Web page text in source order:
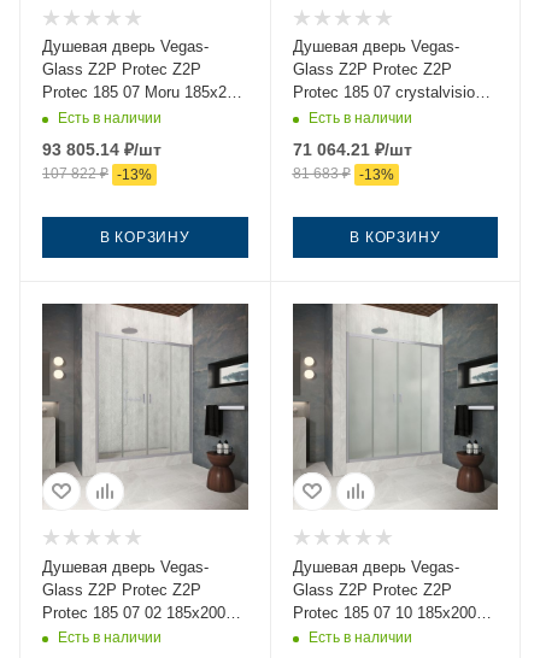
Душевая дверь Vegas-
Glass Z2P Protec Z2P
Protec 185 07 Moru 185х200
стекло рифленое профиль
Есть в наличии
93 805.14 ₽/шт
107 822₽ -13%
В КОРЗИНУ
Душевая дверь Vegas-
Glass Z2P Protec Z2P
Protec 185 07 crystalvision
185х200 стекло прозрачное
профиль хром
Есть в наличии
71 064.21₽/шт
81 683₽ -13%
В КОРЗИНУ
Душевая дверь Vegas-
Glass Z2P Protec Z2P
Protec 185 07 02 185х200
стекло рифленое профиль
Есть в наличии
Душевая дверь Vegas-
Glass Z2P Protec Z2P
Protec 185 07 10 185х200
стекло матовое профиль
Есть в наличии